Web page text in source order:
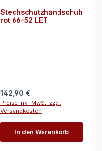
Stechschutzhandschuh
rot 66-52 LET
Regulärer Preis:
142,90 €
Preise inkl. MwSt. zzgl.
Versandkosten
In den Warenkorb